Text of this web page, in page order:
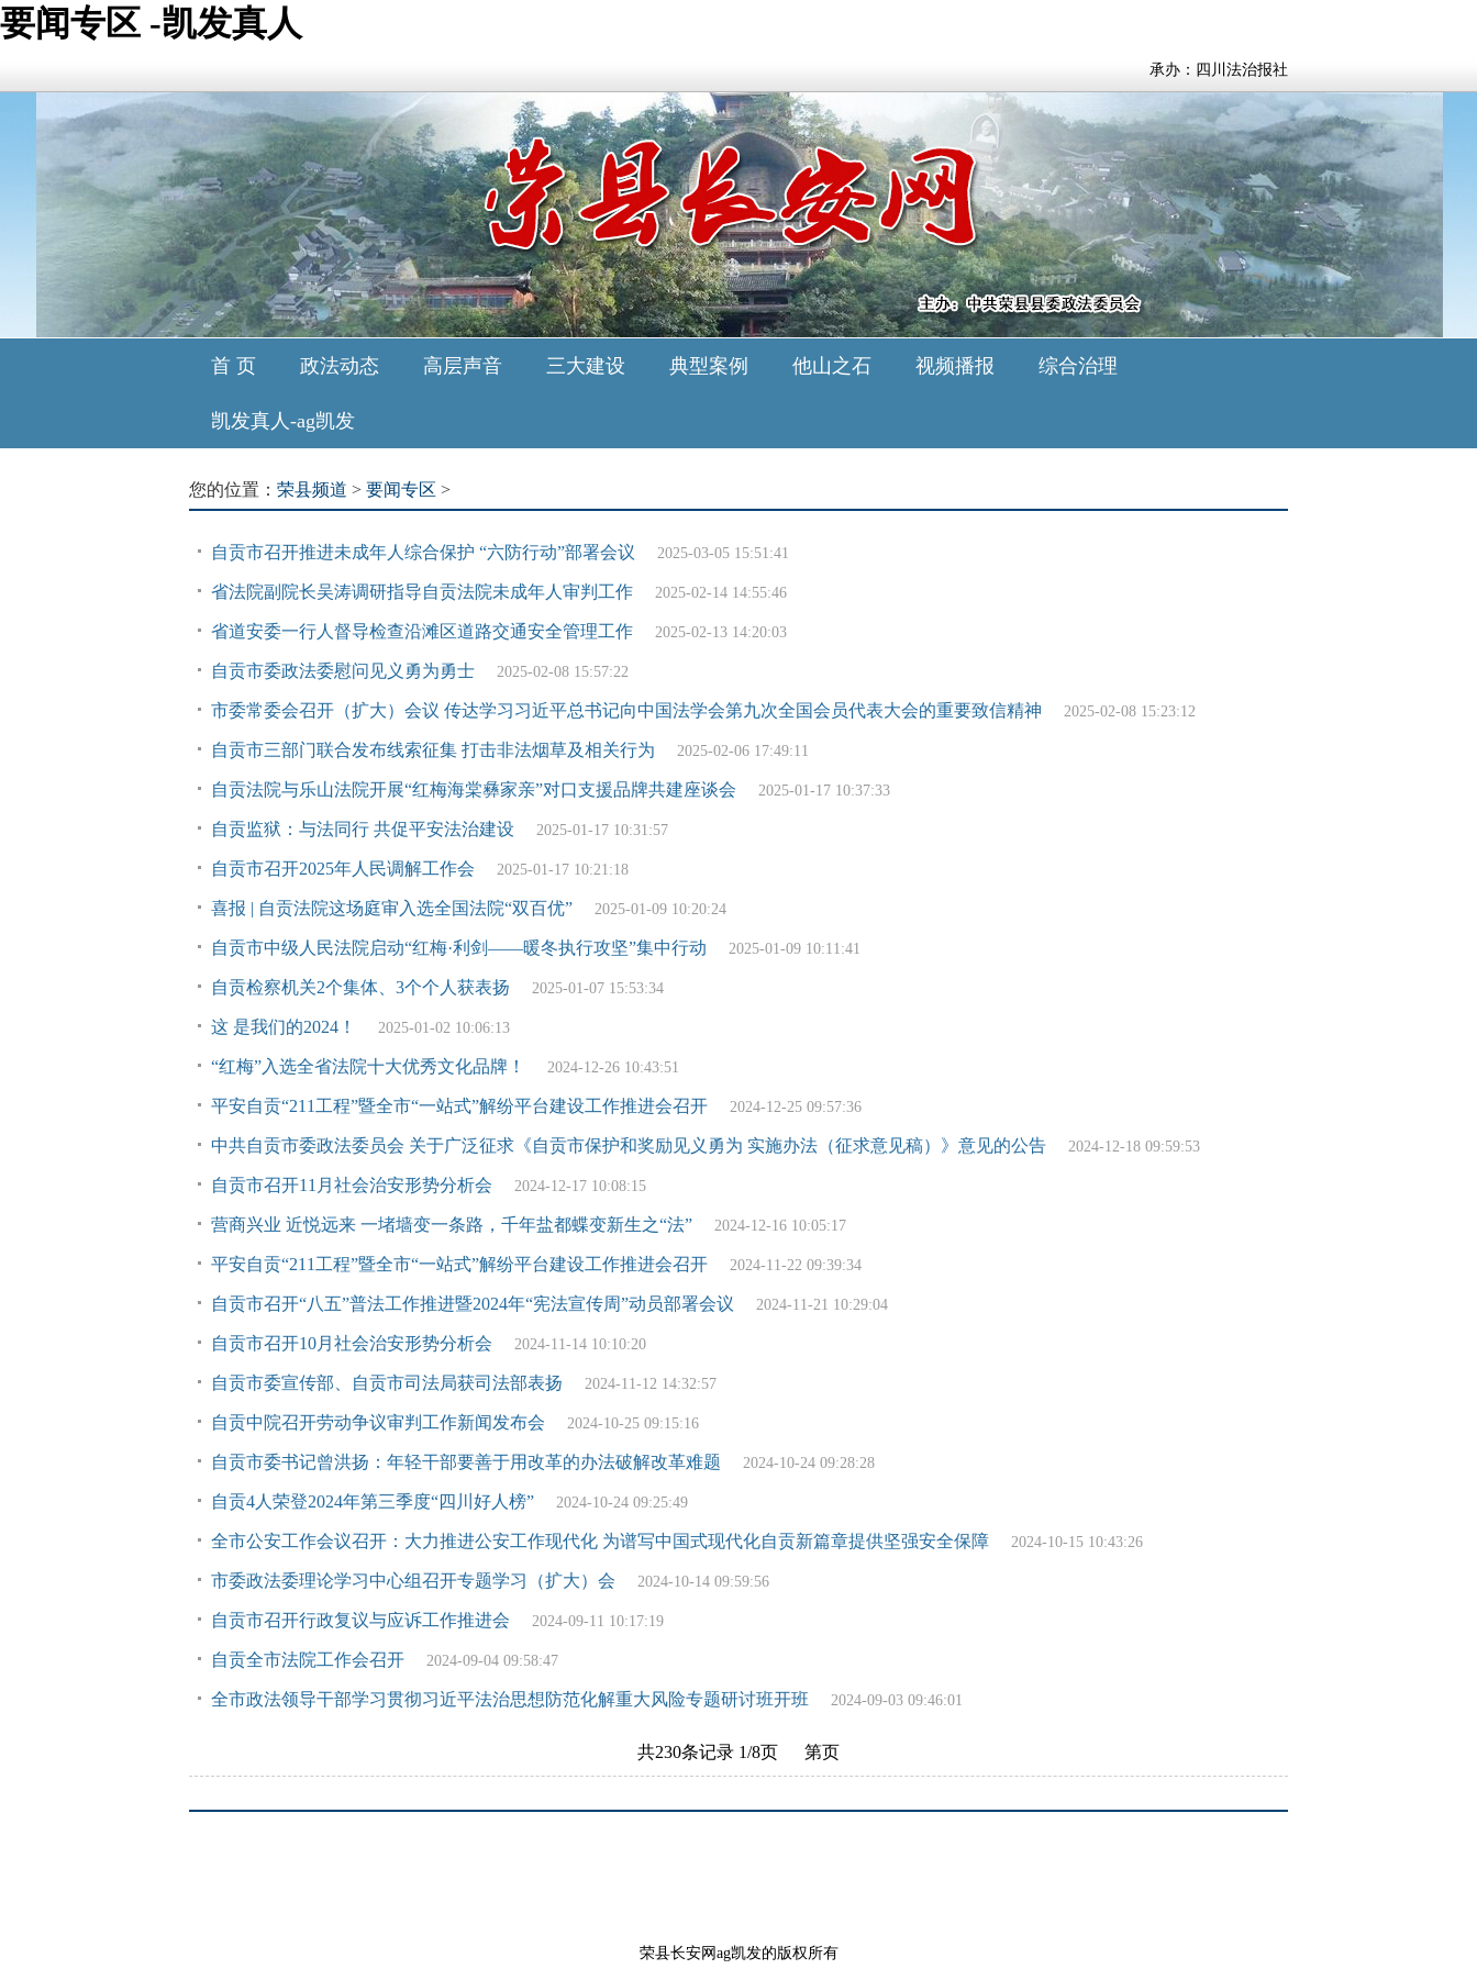
要闻专区 -凯发真人
承办：四川法治报社
首 页 政法动态 高层声音 三大建设 典型案例 他山之石 视频播报 综合治理
凯发真人-ag凯发
您的位置： 荣县频道 > 要闻专区 >
自贡市召开推进未成年人综合保护 “六防行动”部署会议 2025-03-05 15:51:41
省法院副院长吴涛调研指导自贡法院未成年人审判工作 2025-02-14 14:55:46
省道安委一行人督导检查沿滩区道路交通安全管理工作 2025-02-13 14:20:03
自贡市委政法委慰问见义勇为勇士 2025-02-08 15:57:22
市委常委会召开（扩大）会议 传达学习习近平总书记向中国法学会第九次全国会员代表大会的重要致信精神 2025-02-08 15:23:12
自贡市三部门联合发布线索征集 打击非法烟草及相关行为 2025-02-06 17:49:11
自贡法院与乐山法院开展“红梅海棠彝家亲”对口支援品牌共建座谈会 2025-01-17 10:37:33
自贡监狱：与法同行 共促平安法治建设 2025-01-17 10:31:57
自贡市召开2025年人民调解工作会 2025-01-17 10:21:18
喜报 | 自贡法院这场庭审入选全国法院“双百优” 2025-01-09 10:20:24
自贡市中级人民法院启动“红梅·利剑——暖冬执行攻坚”集中行动 2025-01-09 10:11:41
自贡检察机关2个集体、3个个人获表扬 2025-01-07 15:53:34
这 是我们的2024！ 2025-01-02 10:06:13
“红梅”入选全省法院十大优秀文化品牌！ 2024-12-26 10:43:51
平安自贡“211工程”暨全市“一站式”解纷平台建设工作推进会召开 2024-12-25 09:57:36
中共自贡市委政法委员会 关于广泛征求《自贡市保护和奖励见义勇为 实施办法（征求意见稿）》意见的公告 2024-12-18 09:59:53
自贡市召开11月社会治安形势分析会 2024-12-17 10:08:15
营商兴业 近悦远来 一堵墙变一条路，千年盐都蝶变新生之“法” 2024-12-16 10:05:17
平安自贡“211工程”暨全市“一站式”解纷平台建设工作推进会召开 2024-11-22 09:39:34
自贡市召开“八五”普法工作推进暨2024年“宪法宣传周”动员部署会议 2024-11-21 10:29:04
自贡市召开10月社会治安形势分析会 2024-11-14 10:10:20
自贡市委宣传部、自贡市司法局获司法部表扬 2024-11-12 14:32:57
自贡中院召开劳动争议审判工作新闻发布会 2024-10-25 09:15:16
自贡市委书记曾洪扬：年轻干部要善于用改革的办法破解改革难题 2024-10-24 09:28:28
自贡4人荣登2024年第三季度“四川好人榜” 2024-10-24 09:25:49
全市公安工作会议召开：大力推进公安工作现代化 为谱写中国式现代化自贡新篇章提供坚强安全保障 2024-10-15 10:43:26
市委政法委理论学习中心组召开专题学习（扩大）会 2024-10-14 09:59:56
自贡市召开行政复议与应诉工作推进会 2024-09-11 10:17:19
自贡全市法院工作会召开 2024-09-04 09:58:47
全市政法领导干部学习贯彻习近平法治思想防范化解重大风险专题研讨班开班 2024-09-03 09:46:01
共230条记录 1/8页 第页
荣县长安网ag凯发的版权所有